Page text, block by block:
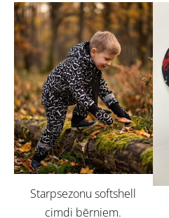
Starpsezonu softshell
cimdi bērniem.